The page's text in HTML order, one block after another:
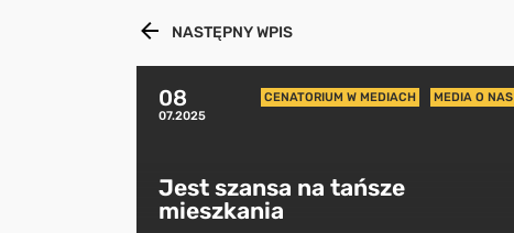
NASTĘPNY WPIS
08
07.2025
CENATORIUM W MEDIACH MEDIA O NAS
Jest szansa na tańsze
mieszkania